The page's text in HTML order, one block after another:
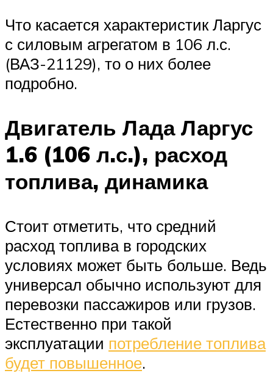
Что касается характеристик Ларгус
с силовым агрегатом в 106 л.с.
(ВАЗ-21129), то о них более
подробно.
Двигатель Лада Ларгус
1.6 (106 л.с.), расход
топлива, динамика
Стоит отметить, что средний
расход топлива в городских
условиях может быть больше. Ведь
универсал обычно используют для
перевозки пассажиров или грузов.
Естественно при такой
эксплуатации потребление топлива
будет повышенное.